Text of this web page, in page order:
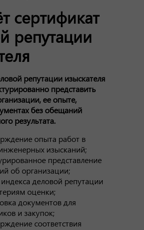
сертификат
репутации
репутации изыскателя
представить
ее опыте,
без обещаний
результата.
опыта работ в
изысканий;
представление
об организации;
индекса деловой репутации
оценки;
документов для
и закупок;
соответствия